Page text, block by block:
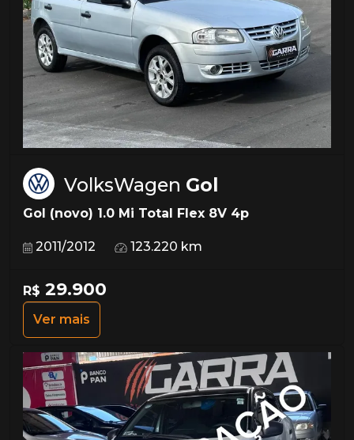
VolksWagen Gol
Gol (novo) 1.0 Mi Total Flex 8V 4p
2011/2012 123.220 km
R$ 29.900
Ver mais